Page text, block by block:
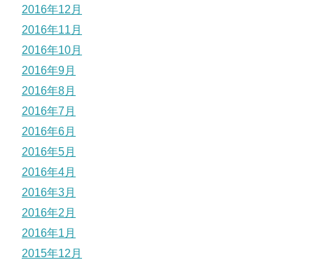
2016年12月
2016年11月
2016年10月
2016年9月
2016年8月
2016年7月
2016年6月
2016年5月
2016年4月
2016年3月
2016年2月
2016年1月
2015年12月